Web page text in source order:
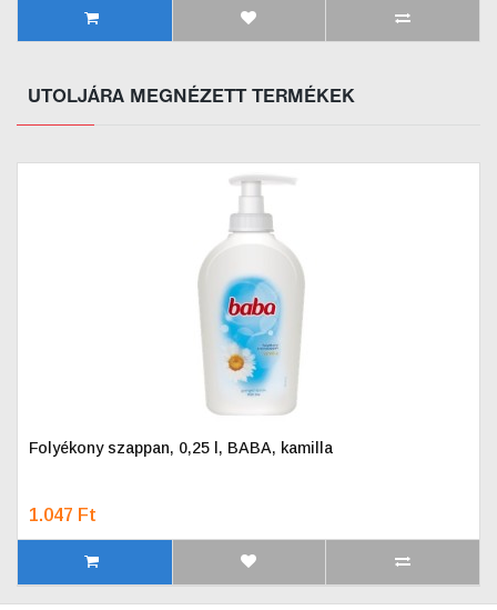
UTOLJÁRA MEGNÉZETT TERMÉKEK
Folyékony szappan, 0,25 l, BABA, kamilla
1.047 Ft